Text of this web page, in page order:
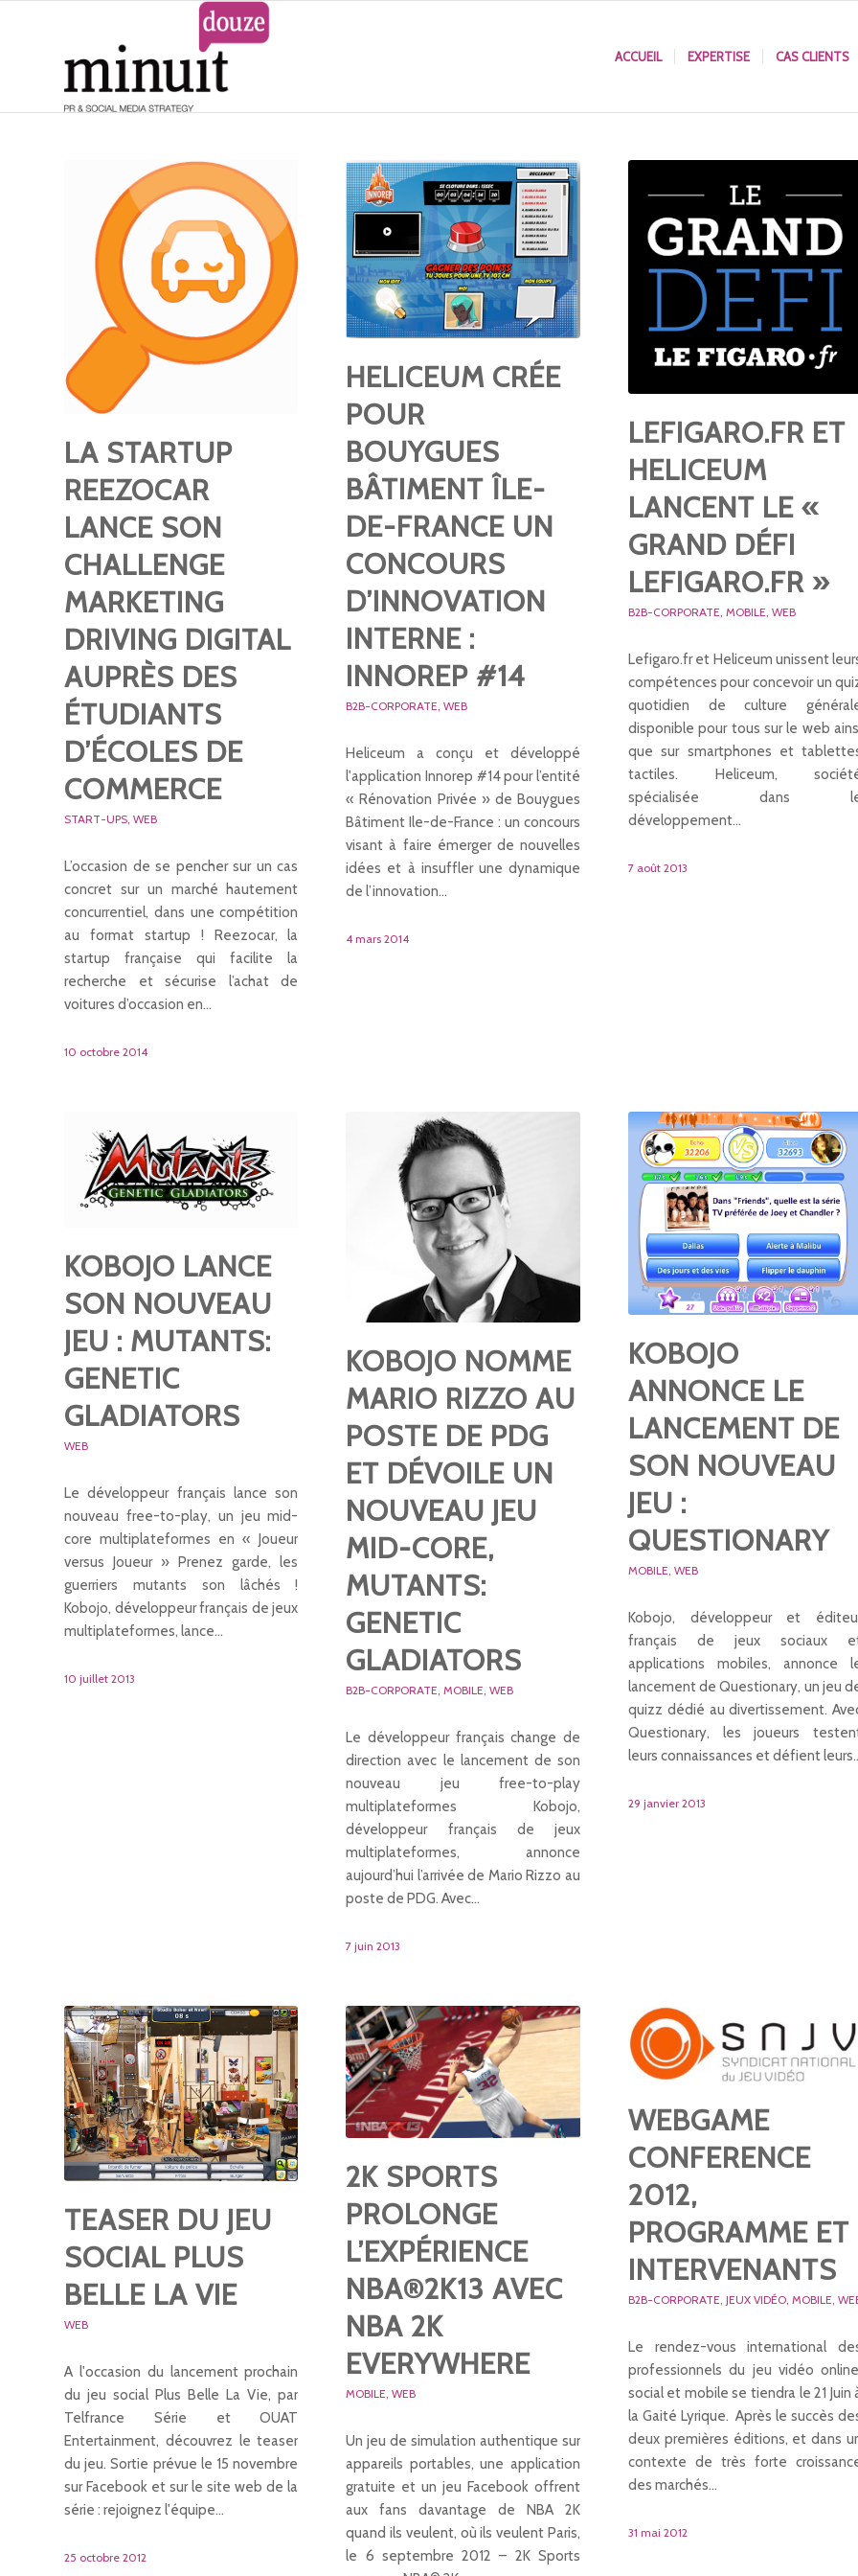
ACCUEIL EXPERTISE CAS CLIENTS
LA STARTUP
REEZOCAR
LANCE SON
CHALLENGE
MARKETING
DRIVING DIGITAL
AUPRÈS DES
ÉTUDIANTS
D’ÉCOLES DE
COMMERCE
START-UPS, WEB
L’occasion de se pencher sur un cas
concret sur un marché hautement
concurrentiel, dans une compétition
au format startup ! Reezocar, la
startup française qui facilite la
recherche et sécurise l’achat de
voitures d’occasion en…
10 octobre 2014
HELICEUM CRÉE
POUR
BOUYGUES
BÂTIMENT ÎLE-
DE-FRANCE UN
CONCOURS
D’INNOVATION
INTERNE :
INNOREP #14
B2B-CORPORATE,WEB
Heliceum a conçu et développé
l'application Innorep #14 pour l’entité
« Rénovation Privée » de Bouygues
Bâtiment Ile-de-France : un concours
visant à faire émerger de nouvelles
idées et à insuffler une dynamique
de l’innovation…
4 mars 2014
LEFIGARO.FR ET
HELICEUM
LANCENT LE «
GRAND DÉFI
LEFIGARO.FR »
B2B-CORPORATE, MOBILE, WEB
Lefigaro.fr et Heliceum unissent
compétences pour concevoir un
quotidien de culture
disponible pour tous sur le web
que sur smartphones et
tactiles. Heliceum,
spécialisée dans
développement…
7 août 2013
KOBOJO LANCE
SON NOUVEAU
JEU : MUTANTS:
GENETIC
GLADIATORS
WEB
Le développeur français lance son
nouveau free-to-play, un jeu mid-
core multiplateformes en « Joueur
versus Joueur » Prenez garde, les
guerriers mutants son lâchés !
Kobojo, développeur français de jeux
multiplateformes, lance…
10 juillet 2013
KOBOJO NOMME
MARIO RIZZO AU
POSTE DE PDG
ET DÉVOILE UN
NOUVEAU JEU
MID-CORE,
MUTANTS:
GENETIC
GLADIATORS
B2B-CORPORATE,MOBILE,WEB
Le développeur français change de
direction avec le lancement de son
nouveau jeu free-to-play
multiplateformes Kobojo,
développeur français de jeux
multiplateformes, annonce
aujourd’hui l’arrivée de Mario Rizzo au
poste de PDG. Avec…
7 juin 2013
KOBOJO
ANNONCE LE
LANCEMENT DE
SON NOUVEAU
JEU :
QUESTIONARY
MOBILE, WEB
Kobojo, développeur et
français de jeux sociaux
applications mobiles, annonce
lancement de Questionary, un jeu
quizz dédié au divertissement.
Questionary, les joueurs
leurs connaissances et défient
29 janvier 2013
TEASER DU JEU
SOCIAL PLUS
BELLE LA VIE
WEB
A l'occasion du lancement prochain
du jeu social Plus Belle La Vie, par
Telfrance Série et OUAT
Entertainment, découvrez le teaser
du jeu. Sortie prévue le 15 novembre
sur Facebook et sur le site web de la
série : rejoignez l'équipe…
25 octobre 2012
2K SPORTS
PROLONGE
L’EXPÉRIENCE
NBA®2K13 AVEC
NBA 2K
EVERYWHERE
MOBILE ,WEB
Un jeu de simulation authentique sur
appareils portables, une application
gratuite et un jeu Facebook offrent
aux fans davantage de NBA 2K
quand ils veulent, où ils veulent Paris,
le 6 septembre 2012 – 2K Sports
WEBGAME
CONFERENCE
2012,
PROGRAMME ET
INTERVENANTS
B2B-CORPORATE JEUX VIDÉO, MOBILE
Le rendez-vous international
professionnels du jeu vidéo
social et mobile se tiendra le 21 Juin
la Gaité Lyrique. Après le succès
deux premières éditions, et dans
contexte de très forte
des marchés…
31 mai 2012